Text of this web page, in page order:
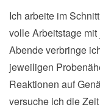
Ich arbeite im
volle Arbeitstage
Abende verbringe
jeweiligen
Reaktionen auf
versuche ich die